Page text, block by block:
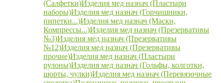
(Салфетки)Изделия мед назнач (Пластыри
наборы)Изделия мед назнач (Горчишники,
пипетки...)Изделия мед назнач (Маски,
Компрессы...)Изделия мед назнач (Презервативы
№3)Изделия мед назнач (Презервативы
№12)Изделия мед назнач (Презервативы
прочие)Изделия мед назнач (Пластыри
рулоны)Изделия мед назнач (Гольфы, колготки,
шорты, чулки)Изделия мед назнач (Перевязочные